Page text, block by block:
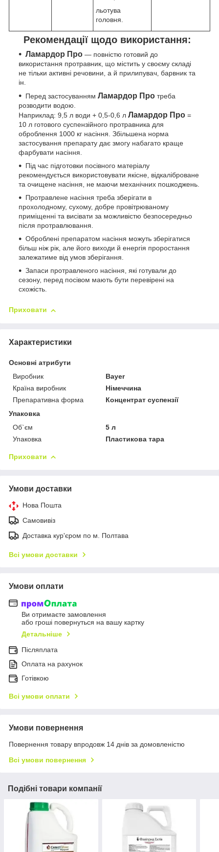
льотува
головня.
Рекомендації щодо використання:
Ламардор Про — повністю готовий до
використання протравник, що містить у своєму складі
не тільки активні речовини, а й прилипувач, барвник та
ін.
Перед застосуванням Ламардор Про треба
розводити водою.
Наприклад: 9,5 л води + 0,5-0,6 л Ламардор Про =
10 л готового суспензійного протравника для
оброблення 1000 кг насіння. Збільшена норма
застосування препарату дає змогу набагато краще
фарбувати насіння.
Під час підготовки посівного матеріалу
рекомендується використовувати якісне, відкаліброване
та очищене насіння, не маючи механічних пошкоджень.
Протравлене насіння треба зберігати в
прохолодному, сухому, добре провітрюваному
приміщенні та висівати за можливістю безпосередньо
після протравлювання.
Оброблені препаратом насіння можуть зберігатися
більш ніж рік, але його виходи й енергія проростання
залежатиме від умов зберігання.
Запаси протравленого насіння, які готували до
сезону, перед посівом мають бути перевірені на
схожість.
Приховати
Характеристики
Основні атрибути
Виробник
Bayer
Країна виробник
Німеччина
Препаративна форма
Концентрат суспензії
Упаковка
Об`єм
5 л
Упаковка
Пластикова тара
Приховати
Умови доставки
Нова Пошта
Самовивіз
Доставка кур'єром по м. Полтава
Всі умови доставки
Умови оплати
Ви отримаєте замовлення
або гроші повернуться на вашу картку
Детальніше
Післяплата
Оплата на рахунок
Готівкою
Всі умови оплати
Умови повернення
Повернення товару впродовж 14 днів за домовленістю
Всі умови повернення
Подібні товари компанії